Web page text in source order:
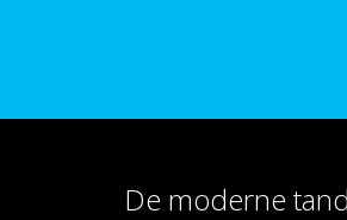
De moderne